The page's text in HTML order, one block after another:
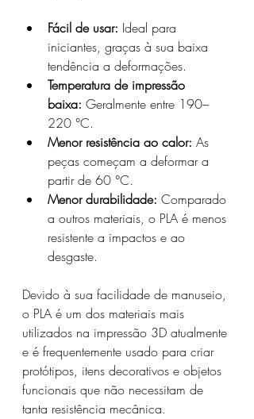
Fácil de usar: Ideal para
iniciantes, graças à sua baixa
tendência a deformações.
Temperatura de impressão
baixa: Geralmente entre 190–
220 °C.
Menor resistência ao calor: As
peças começam a deformar a
partir de 60 °C.
Menor durabilidade: Comparado
a outros materiais, o PLA é menos
resistente a impactos e ao
desgaste.
Devido à sua facilidade de manuseio,
o PLA é um dos materiais mais
utilizados na impressão 3D atualmente
e é frequentemente usado para criar
protótipos, itens decorativos e objetos
funcionais que não necessitam de
tanta resistência mecânica.